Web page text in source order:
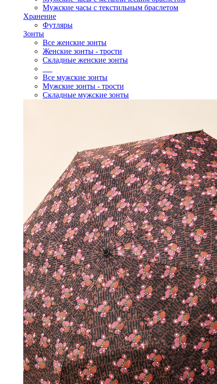
Мужские часы с текстильным браслетом
Хранение
Футляры
Зонты
Все женские зонты
Женские зонты - трости
Складные женские зонты
Все мужские зонты
Мужские зонты - трости
Складные мужские зонты